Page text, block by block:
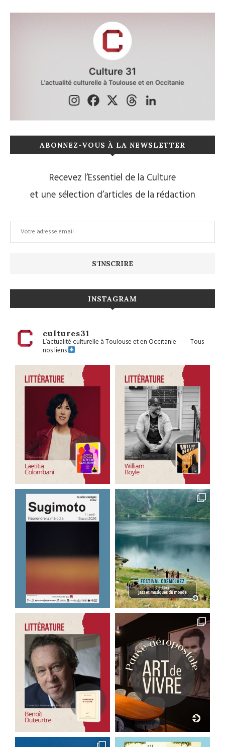
ABONNEZ-VOUS À LA NEWSLETTER
Recevez l’Essentiel de la Culture
et une sélection d’articles de la rédaction
INSTAGRAM
cultures31
L’actualité culturelle à Toulouse et en Occitanie——Tous
nos liens